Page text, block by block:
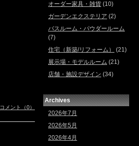
コメント（0）
オーダー家具・雑貨 (10)
ガーデンエクステリア (2)
バスルーム・パウダールーム
(7)
住宅（新築/リフォーム）
(21)
展示場・モデルルーム (21)
店舗・施設デザイン (34)
Archives
2026年7月
2026年5月
2026年4月